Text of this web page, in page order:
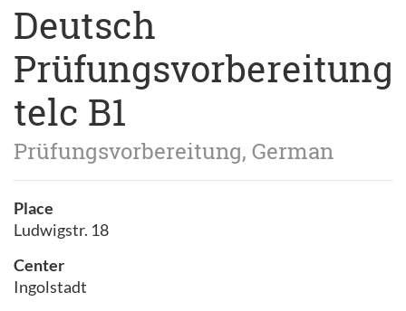
Deutsch
Prüfungsvorbereitung
telc B1
Prüfungsvorbereitung, German
Place
Ludwigstr. 18
Center
Ingolstadt